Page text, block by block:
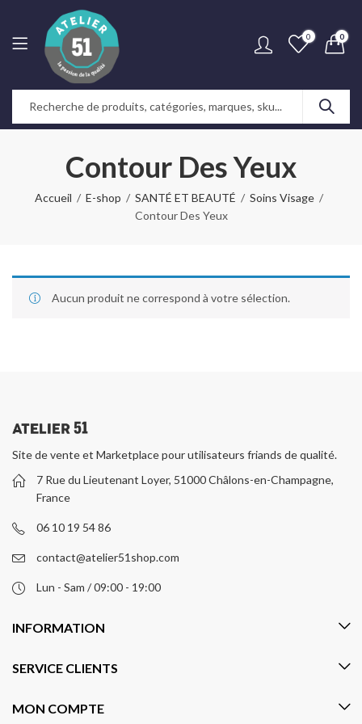
0 0
Contour Des Yeux
Accueil E-shop SANTÉ ET BEAUTÉ
Soins Visage
Contour Des Yeux
Aucun produit ne correspond à votre sélection.
Site de vente et Marketplace pour utilisateurs friands de qualité.
7 Rue du Lieutenant Loyer, 51000 Châlons-en-Champagne,
France
06 10 19 54 86
contact@atelier51shop.com
Lun - Sam / 09:00 - 19:00
INFORMATION
SERVICE CLIENTS
MON COMPTE